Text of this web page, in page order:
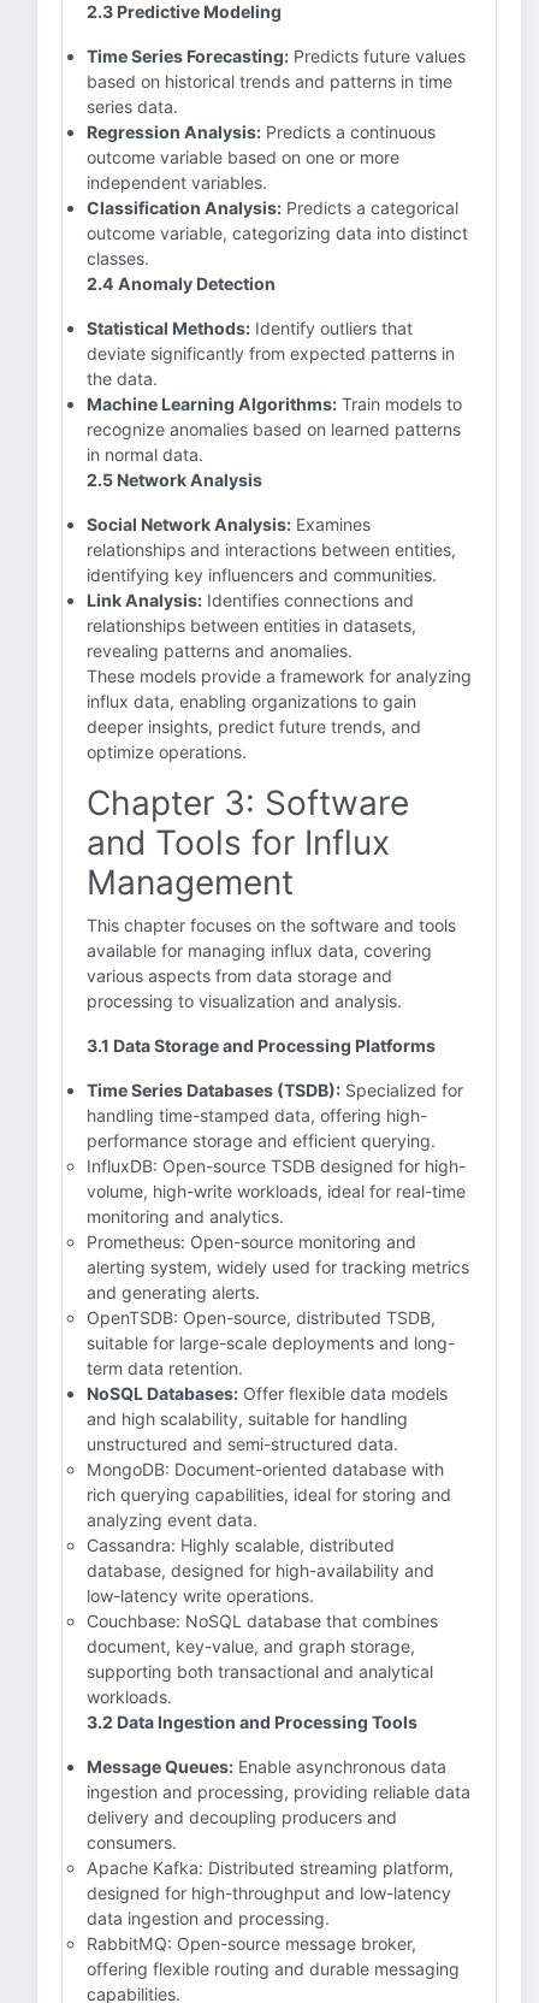
2.3 Predictive Modeling
Time Series Forecasting: Predicts future values
based on historical trends and patterns in time
series data.
Regression Analysis: Predicts a continuous
outcome variable based on one or more
independent variables.
Classification Analysis: Predicts a categorical
outcome variable, categorizing data into distinct
classes.
2.4 Anomaly Detection
Statistical Methods: Identify outliers that
deviate significantly from expected patterns in
the data.
Machine Learning Algorithms: Train models to
recognize anomalies based on learned patterns
in normal data.
2.5 Network Analysis
Social Network Analysis: Examines
relationships and interactions between entities,
identifying key influencers and communities.
Link Analysis: Identifies connections and
relationships between entities in datasets,
revealing patterns and anomalies.
These models provide a framework for analyzing
influx data, enabling organizations to gain
deeper insights, predict future trends, and
optimize operations.
Chapter 3: Software
and Tools for Influx
Management
This chapter focuses on the software and tools
available for managing influx data, covering
various aspects from data storage and
processing to visualization and analysis.
3.1 Data Storage and Processing Platforms
Time Series Databases (TSDB): Specialized for
handling time-stamped data, offering high-
performance storage and efficient querying.
InfluxDB: Open-source TSDB designed for high-
volume, high-write workloads, ideal for real-time
monitoring and analytics.
Prometheus: Open-source monitoring and
alerting system, widely used for tracking metrics
and generating alerts.
OpenTSDB: Open-source, distributed TSDB,
suitable for large-scale deployments and long-
term data retention.
NoSQL Databases: Offer flexible data models
and high scalability, suitable for handling
unstructured and semi-structured data.
MongoDB: Document-oriented database with
rich querying capabilities, ideal for storing and
analyzing event data.
Cassandra: Highly scalable, distributed
database, designed for high-availability and
low-latency write operations.
Couchbase: NoSQL database that combines
document, key-value, and graph storage,
supporting both transactional and analytical
workloads.
3.2 Data Ingestion and Processing Tools
Message Queues: Enable asynchronous data
ingestion and processing, providing reliable data
delivery and decoupling producers and
consumers.
Apache Kafka: Distributed streaming platform,
designed for high-throughput and low-latency
data ingestion and processing.
RabbitMQ: Open-source message broker,
offering flexible routing and durable messaging
capabilities.